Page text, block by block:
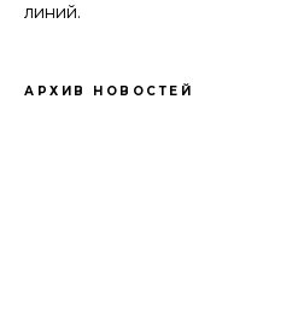
линий.
АРХИВ НОВОСТЕЙ